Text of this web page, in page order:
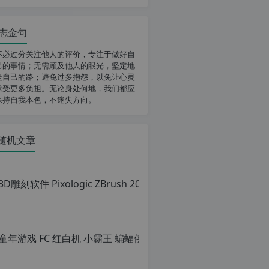
金句
必过分关注他人的评价，专注于做好自
的事情；无需顾及他人的眼光，坚定地
自己的路；避免过多抱怨，以免让心灵
受更多负担。无论身处何地，我们都应
持自我本色，不迷失方向。
机文章